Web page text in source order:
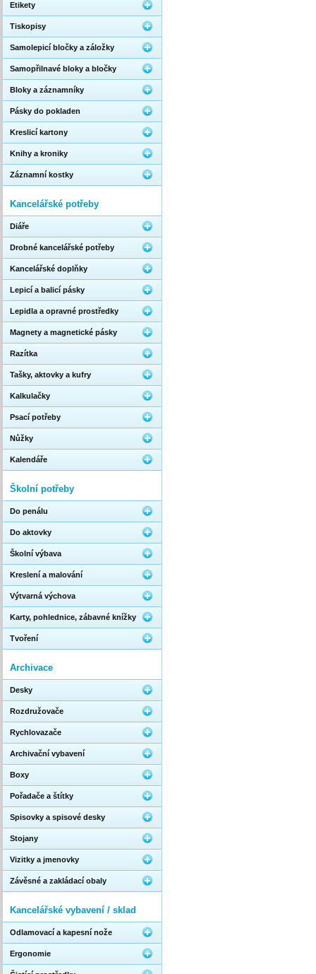
Etikety
Tiskopisy
Samolepicí bločky a záložky
Samopřilnavé bloky a bločky
Bloky a záznamníky
Pásky do pokladen
Kreslicí kartony
Knihy a kroniky
Záznamní kostky
Kancelářské potřeby
Diáře
Drobné kancelářské potřeby
Kancelářské doplňky
Lepicí a balicí pásky
Lepidla a opravné prostředky
Magnety a magnetické pásky
Razítka
Tašky, aktovky a kufry
Kalkulačky
Psací potřeby
Nůžky
Kalendáře
Školní potřeby
Do penálu
Do aktovky
Školní výbava
Kreslení a malování
Výtvarná výchova
Karty, pohlednice, zábavné knížky
Tvoření
Archivace
Desky
Rozdružovače
Rychlovazače
Archivační vybavení
Boxy
Pořadače a štítky
Spisovky a spisové desky
Stojany
Vizitky a jmenovky
Závěsné a zakládací obaly
Kancelářské vybavení / sklad
Odlamovací a kapesní nože
Ergonomie